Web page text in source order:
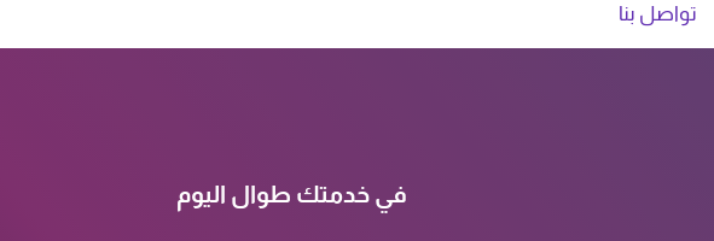
تواصل بنا
في خدمتك طوال اليوم